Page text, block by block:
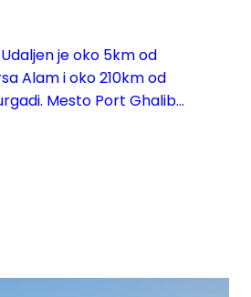
je oko 5km od
Alam i oko 210km od
Mesto Port Ghalib...